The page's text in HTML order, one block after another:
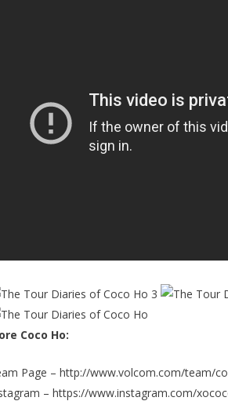
Coco Ho:
Page – http://www.volcom.com/team/
– https://www.instagram.com/